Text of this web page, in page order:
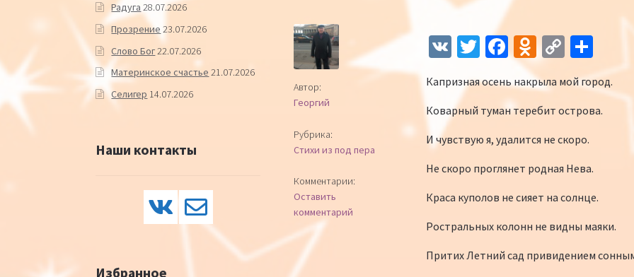
Автор:
Георгий
Рубрика:
Стихи из под пера
Комментарии:
Оставить
комментарий
V T
tt
er
Fa
ce
b
o
o
k
O
d
n
o
kl
as
sn
iki
C
p
y
Li
n
k
О
п
р
и
ть
Капризная осень накрыла мой город.
Коварный туман теребит острова.
И чувствую я, удалится не скоро.
Не скоро проглянет родная Нева.
Краса куполов не сияет на солнце.
Ростральных колонн не видны маяки.
Притих Летний сад привидением
Навигация по записям
Радуга 28.07.2026
Прозрение 23.07.2026
Слово Бог22.07.2026
Материнское счастье 21.07.2026
Селигер 14.07.2026
Наши контакты
Избранное